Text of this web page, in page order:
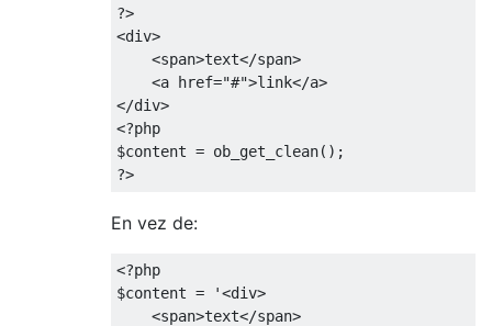
?>
<div>
<span>text</span>
<a href="#">link</a>
</div>
<?php
$content = ob_get_clean();
?>
En vez de:
<?php
$content =
'<div>
    <span>text</span>